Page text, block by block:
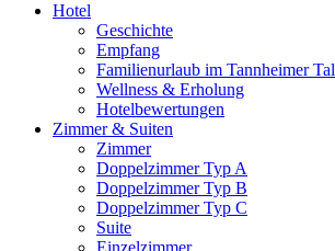
Hotel
Geschichte
Empfang
Familienurlaub im Tannheimer Tal
Wellness & Erholung
Hotelbewertungen
Zimmer & Suiten
Zimmer
Doppelzimmer Typ A
Doppelzimmer Typ B
Doppelzimmer Typ C
Suite
Einzelzimmer